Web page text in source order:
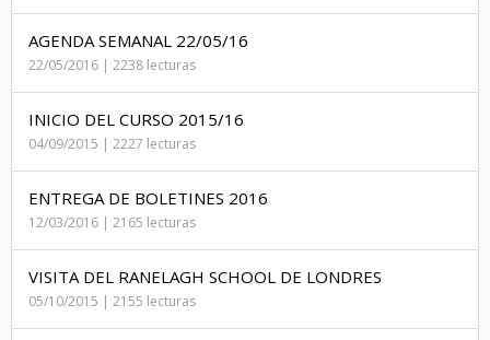
AGENDA SEMANAL 22/05/16
22/05/2016 | 2238 lecturas
INICIO DEL CURSO 2015/16
04/09/2015 | 2227 lecturas
ENTREGA DE BOLETINES 2016
12/03/2016 | 2165 lecturas
VISITA DEL RANELAGH SCHOOL DE LONDRES
05/10/2015 | 2155 lecturas